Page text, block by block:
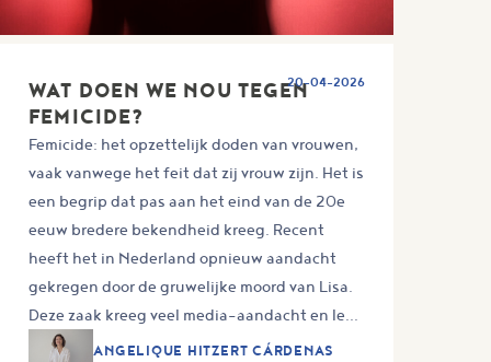
WAT DOEN WE NOU TEGEN
FEMICIDE?
20-04-2026
Femicide: het opzettelijk doden van vrouwen,
vaak vanwege het feit dat zij vrouw zijn. Het is
een begrip dat pas aan het eind van de 20e
eeuw bredere bekendheid kreeg. Recent
heeft het in Nederland opnieuw aandacht
gekregen door de gruwelijke moord van Lisa.
Deze zaak kreeg veel media-aandacht en le...
ANGELIQUE HITZERT CÁRDENAS